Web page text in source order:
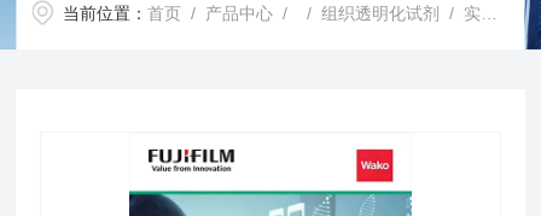
当前位置：首页 / 产品中心 / /组织透明化试剂 / 实现生物体样本深层成像